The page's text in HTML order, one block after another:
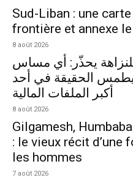
Sud-Liban : une
frontière et annexe
8 août 2026
يحذّر: أي مساس
الحقيقة في أحد
أكبر الملفات المالية
8 août 2026
Gilgamesh,
: le vieux récit d’une
les hommes
7 août 2026